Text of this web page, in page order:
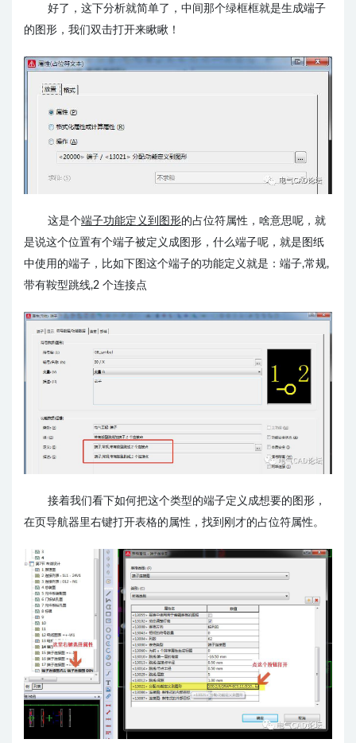
好了，这下分析就简单了，中间那个绿框框就是生成端子
的图形，我们双击打开来瞅瞅！
这是个端子功能定义到图形的占位符属性，啥意思呢，就
是说这个位置有个端子被定义成图形，什么端子呢，就是图纸
中使用的端子，比如下图这个端子的功能定义就是：端子,常规,
带有鞍型跳线,2 个连接点
接着我们看下如何把这个类型的端子定义成想要的图形，
在页导航器里右键打开表格的属性，找到刚才的占位符属性。